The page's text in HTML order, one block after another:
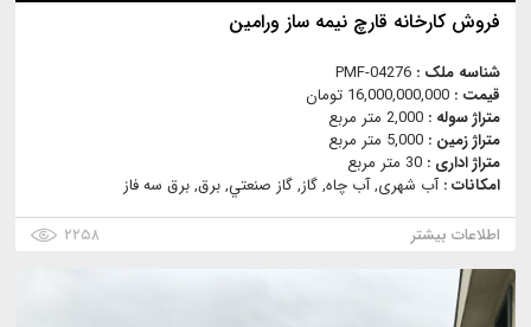
فروش کارخانه قارچ نیمه ساز ورامین
شناسه ملک : PMF-04276
قیمت : 16,000,000,000 تومان
متراژ سوله : 2,000 متر مربع
متراژ زمین : 5,000 متر مربع
متراژ اداری : 30 متر مربع
امکانات :آب شهری, آب چاه, گاز, گاز صنعتي, برق, برق سه فاز
اطلاعات بیشتر
۲۲۵۸